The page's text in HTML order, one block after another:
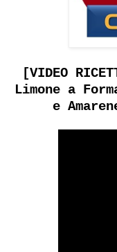
[VIDEO
Limone a
e